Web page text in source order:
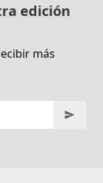
edición
más